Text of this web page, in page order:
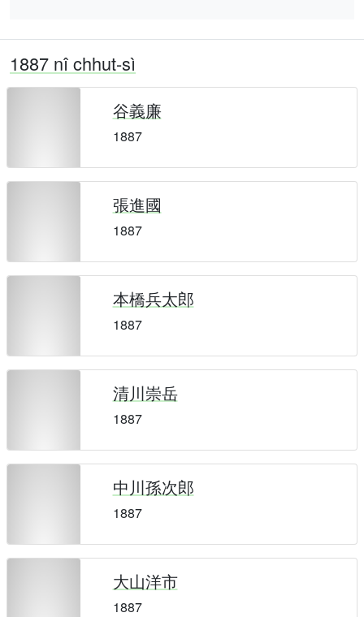
1887 nî chhut-sì
谷義廉
1887
張進國
1887
本橋兵太郎
1887
清川崇岳
1887
中川孫次郎
1887
大山洋市
1887